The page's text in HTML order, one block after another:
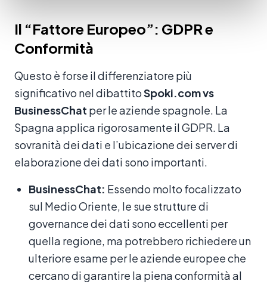
Il “Fattore Europeo”: GDPR e
Conformità
Questo è forse il differenziatore più
significativo nel dibattitoSpoki.com vs
BusinessChat per le aziende spagnole. La
Spagna applica rigorosamente il GDPR. La
sovranità dei dati e l’ubicazione dei server di
elaborazione dei dati sono importanti.
BusinessChat: Essendo molto focalizzato
sul Medio Oriente, le sue strutture di
governance dei dati sono eccellenti per
quella regione, ma potrebbero richiedere un
ulteriore esame per le aziende europee che
cercano di garantire la piena conformità al